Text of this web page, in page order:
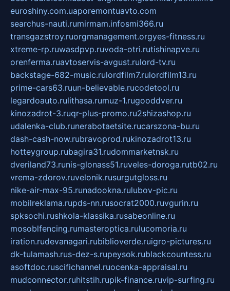
euroshiny.com.uaporemontuavto.com
searchus-nauti.rumirmam.infosmi366.ru
transgazstroy.ruorgmanagement.orgyes-fitness.ru
xtreme-rp.ruwasdpvp.ruvoda-otri.rutishinapve.ru
orenferma.ruavtoservis-avgust.rulord-tv.ru
backstage-682-music.rulordfilm7.rulordfilm13.ru
prime-cars63.ruun-believable.rucodetool.ru
legardoauto.rulithasa.rumuz-1.rugooddver.ru
kinozadrot-3.ruqr-plus-promo.ru2shizashop.ru
udalenka-club.runerabotaetsite.rucarszona-bu.ru
dash-cash-now.rubravoprod.rukinozadrot13.ru
hotteygroup.rubagira31.rudommarketnsk.ru
dveriland73.runis-glonass51.ruveles-doroga.rutb02.ru
vrema-zdorov.ruvelonik.rusurgutgloss.ru
nike-air-max-95.runadookna.rulubov-pic.ru
mobilreklama.rupds-nn.rusocrat2000.ruvgurin.ru
spksochi.rushkola-klassika.rusabeonline.ru
mosoblfencing.rumasteroptica.rulucomoria.ru
iration.rudevanagari.rubiblioverde.ruigro-pictures.ru
dk-tulamash.rus-dez-s.rupeysok.rublackcountess.ru
asoftdoc.ruscifichannel.ruocenka-appraisal.ru
mudconnector.ruhitstih.rupik-finance.ruvip-surfing.ru